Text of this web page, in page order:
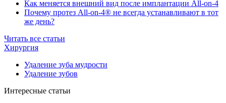
Как меняется внешний вид после имплантации All-on-4
Почему протез All-on-4® не всегда устанавливают в тот
же день?
Читать все статьи
Хирургия
Удаление зуба мудрости
Удаление зубов
Интересные статьи